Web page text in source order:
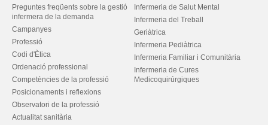
Preguntes freqüents sobre la gestió
infermera de la demanda
Campanyes
Professió
Codi d'Ètica
Ordenació professional
Competències de la professió
Posicionaments i reflexions
Observatori de la professió
Actualitat sanitària
Infermeria de Salut Mental
Infermeria del Treball
Geriàtrica
Infermeria Pediàtrica
Infermeria Familiar i Comunitària
Infermeria de Cures
Medicoquirúrgiques